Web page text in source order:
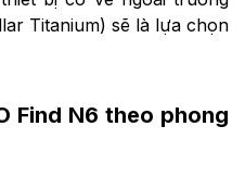
Titanium) sẽ là lựa chọn
Find N6 theo phong